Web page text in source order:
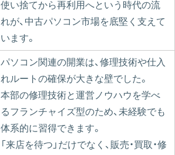
使い捨てから再利用へという時代の流
れが、中古パソコン市場を底堅く支えて
います。
パソコン関連の開業は、修理技術や仕入
れルートの確保が大きな壁でした。
本部の修理技術と運営ノウハウを学べ
るフランチャイズ型のため、未経験でも
体系的に習得できます。
「来店を待つ」だけでなく、販売・買取・修